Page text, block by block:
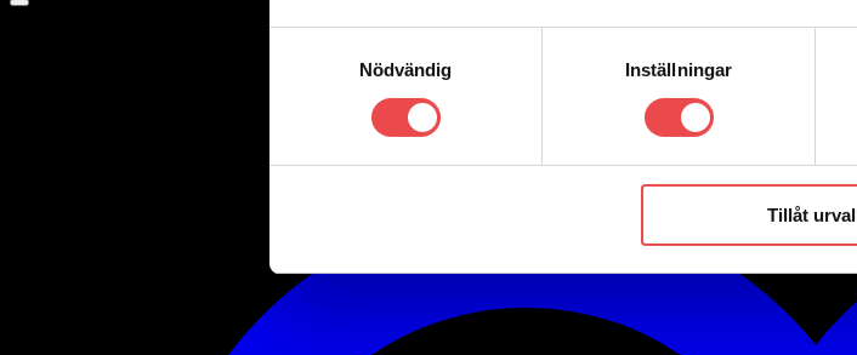
Nödvändig
Inställningar
Tillåt urval